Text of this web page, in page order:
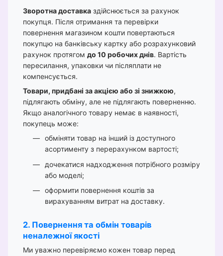
Зворотна доставка здійснюється за рахунок
покупця. Після отримання та перевірки
повернення магазином кошти повертаються
покупцю на банківську картку або розрахунковий
рахунок протягом до 10 робочих днів. Вартість
пересилання, упаковки чи післяплати не
компенсується.
Товари, придбані за акцією або зі знижкою,
підлягають обміну, але не підлягають поверненню.
Якщо аналогічного товару немає в наявності,
покупець може:
обміняти товар на інший із доступного
асортименту з перерахунком вартості;
дочекатися надходження потрібного розміру
або моделі;
оформити повернення коштів за
вирахуванням витрат на доставку.
2. Повернення та обмін товарів
неналежної якості
Ми уважно перевіряємо кожен товар перед